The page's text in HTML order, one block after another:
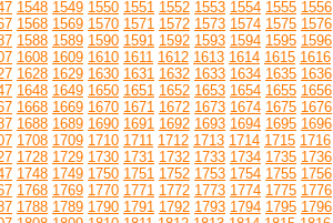
1548 1549 1550 1551 1552 1553 1554 1555 1556
1568 1569 1570 1571 1572 1573 1574 1575 1576
1588 1589 1590 1591 1592 1593 1594 1595 1596
1608 1609 1610 1611 1612 1613 1614 1615 1616
1628 1629 1630 1631 1632 1633 1634 1635 1636
1648 1649 1650 1651 1652 1653 1654 1655 1656
1668 1669 1670 1671 1672 1673 1674 1675 1676
1688 1689 1690 1691 1692 1693 1694 1695 1696
1708 1709 1710 1711 1712 1713 1714 1715 1716
1728 1729 1730 1731 1732 1733 1734 1735 1736
1748 1749 1750 1751 1752 1753 1754 1755 1756
1768 1769 1770 1771 1772 1773 1774 1775 1776
1788 1789 1790 1791 1792 1793 1794 1795 1796